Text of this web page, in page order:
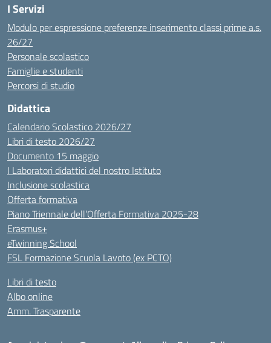
I Servizi
Modulo per espressione preferenze inserimento classi prime a.s.
26/27
Personale scolastico
Famiglie e studenti
Percorsi di studio
Didattica
Calendario Scolastico 2026/27
Libri di testo 2026/27
Documento 15 maggio
I Laboratori didattici del nostro Istituto
Inclusione scolastica
Offerta formativa
Piano Triennale dell’Offerta Formativa 2025-28
Erasmus+
eTwinning School
FSL Formazione Scuola Lavoto (ex PCTO)
Libri di testo
Albo online
Amm. Trasparente